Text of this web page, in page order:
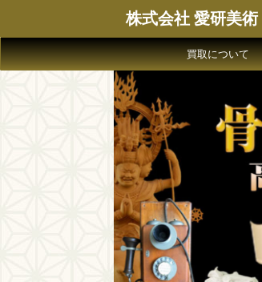
株式会社 愛研美術
買取について